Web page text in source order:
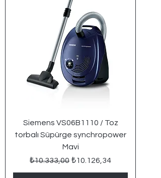
Siemens VS06B1110 / Toz
torbalı Süpürge synchropower
Mavi
Normal Fiyat
₺10.333,00 İndirimli Fiyat
₺10.126,34